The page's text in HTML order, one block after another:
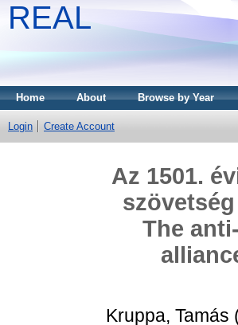
REAL
Home About Browse by Year
Login Create Account
Az 1501.
The
Kruppa, Tamás